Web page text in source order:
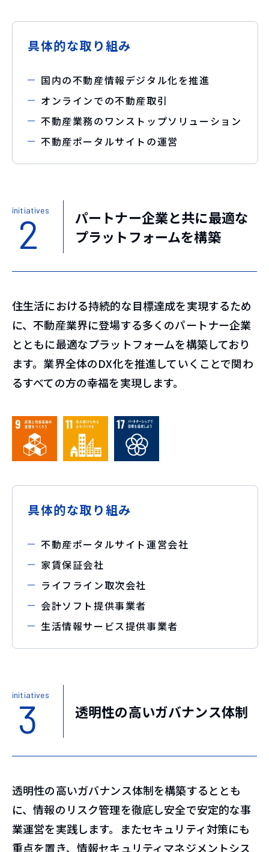
具体的な取り組み
国内の不動産情報デジタル化を推進
オンラインでの不動産取引
不動産業務のワンストップソリューション
不動産ポータルサイトの運営
initiatives
2
パートナー企業と共に最適な
プラットフォームを構築
住生活における持続的な目標達成を実現するため
に、不動産業界に登場する多くのパートナー企業
とともに最適なプラットフォームを構築しており
ます。業界全体のDX化を推進していくことで関わ
るすべての方の幸福を実現します。
具体的な取り組み
不動産ポータルサイト運営会社
家賃保証会社
ライフライン取次会社
会計ソフト提供事業者
生活情報サービス提供事業者
initiatives
3 透明性の高いガバナンス体制
透明性の高いガバナンス体制を構築するととも
に、情報のリスク管理を徹底し安全で安定的な事
業運営を実践します。またセキュリティ対策にも
重点を置き、情報セキュリティマネジメントシス